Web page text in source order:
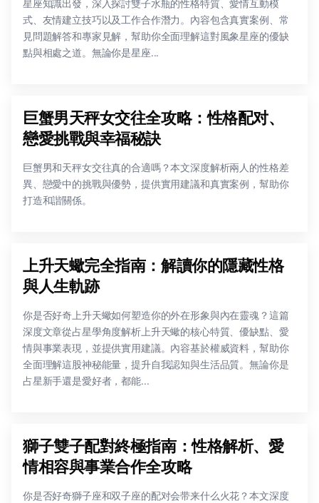
星座知識出發，深入探討雙子水瓶的性格特質、愛情互動模
式、友情建立技巧以及工作合作潛力。內容包含真實案例、常
見問題解答和專家見解，幫助你全面理解這對風象星座的優缺
點與相處之道。無論你是星座...
巨蟹男天秤女交往全攻略：性格配对、
戀愛挑戰與幸福秘訣
巨蟹男和天秤女交往真的合適嗎？本文深度解析兩人的性格差
異、戀愛中的挑戰與優勢，提供實用建議和真實案例，幫助你
打造和諧關係。
上升天蠍完全指南：解讀你的隱藏性格
與人生軌跡
你是否好奇上升天蠍如何塑造你的外在形象與內在靈魂？這篇
深度文章從占星學角度解析上升天蠍的核心特質、優缺點、愛
情與事業表現，並提供實用建議。內容基於權威資料，幫助你
全面理解這股神秘能量，提升自我認知與生活品質。無論你是
占星新手還是愛好者，都能...
獅子雙子配對終極指南：性格解析、愛
情相容與事業合作全攻略
你是否好奇獅子座和双子座的配对会带来什么火花？本文深度